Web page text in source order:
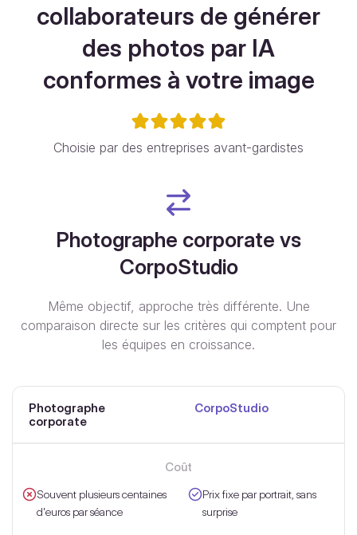
collaborateurs de générer
des photos par IA
conformes à votre image
Choisie par des entreprises avant-gardistes
Photographe corporate vs
CorpoStudio
Même objectif, approche très différente. Une
comparaison directe sur les critères qui comptent pour
les équipes en croissance.
Photographe
corporate
CorpoStudio
Coût
Souvent plusieurs centaines
d'euros par séance
Prix fixe par portrait, sans
surprise